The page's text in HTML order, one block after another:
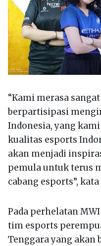
“Kami merasa
berpartisipasi
Indonesia, yang
kualitas esports
akan menjadi
pemula untuk terus
cabang esports”,
Pada perhelatan
tim esports
Tenggara yang akan